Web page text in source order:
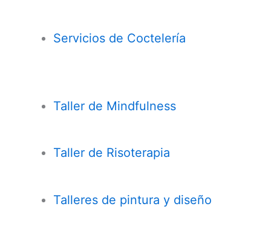
Servicios de Coctelería
Taller de Mindfulness
Taller de Risoterapia
Talleres de pintura y diseño